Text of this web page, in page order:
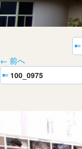
← 前へ
100_0975